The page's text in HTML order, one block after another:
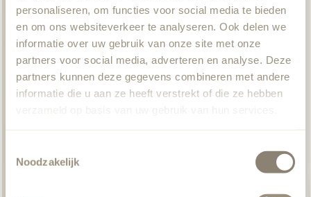
personaliseren, om functies voor social media te bieden
en om ons websiteverkeer te analyseren. Ook delen we
informatie over uw gebruik van onze site met onze
partners voor social media, adverteren en analyse. Deze
partners kunnen deze gegevens combineren met andere
informatie die u aan ze heeft verstrekt of die ze hebben
verzameld op basis van uw gebruik van hun services.
Noodzakelijk